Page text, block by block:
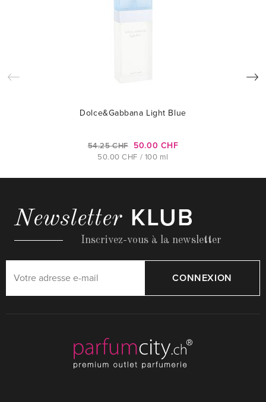
Dolce&Gabbana Light Blue
54.25 CHF 50.00 CHF
50.00 CHF / 100 ml
Newsletter KLUB
Inscrivez-vous à la newsletter
CONNEXION